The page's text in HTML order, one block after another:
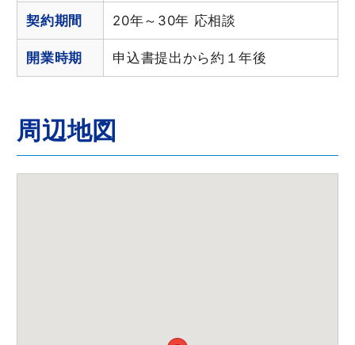
契約期間 20年～30年 応相談
開業時期 申込書提出から約１年後
周辺地図